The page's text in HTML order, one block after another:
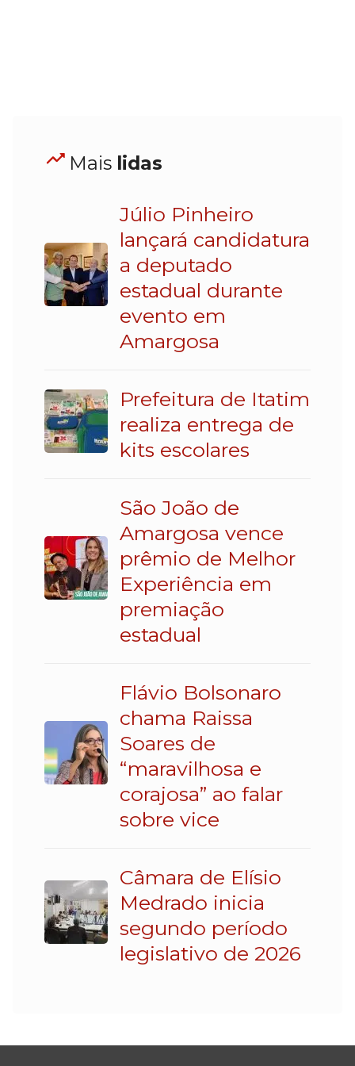
Mais lidas
Júlio Pinheiro
lançará candidatura
a deputado
estadual durante
evento em
Amargosa
Prefeitura de Itatim
realiza entrega de
kits escolares
São João de
Amargosa vence
prêmio de Melhor
Experiência em
premiação
estadual
Flávio Bolsonaro
chama Raissa
Soares de
“maravilhosa e
corajosa” ao falar
sobre vice
Câmara de Elísio
Medrado inicia
segundo período
legislativo de 2026